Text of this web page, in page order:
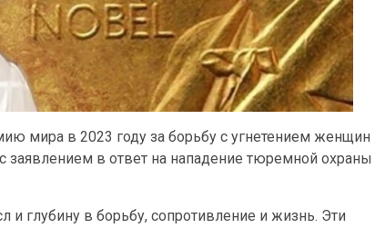
мира в 2023 году за борьбу с угнетением женщин
в ответ на нападение тюремной охраны
глубину в борьбу, сопротивление и жизнь. Эти